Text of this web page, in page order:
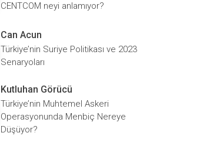
CENTCOM neyi anlamıyor?
Can Acun
Türkiye’nin Suriye Politikası ve 2023
Senaryoları
Kutluhan Görücü
Türkiye’nin Muhtemel Askeri
Operasyonunda Menbiç Nereye
Düşüyor?